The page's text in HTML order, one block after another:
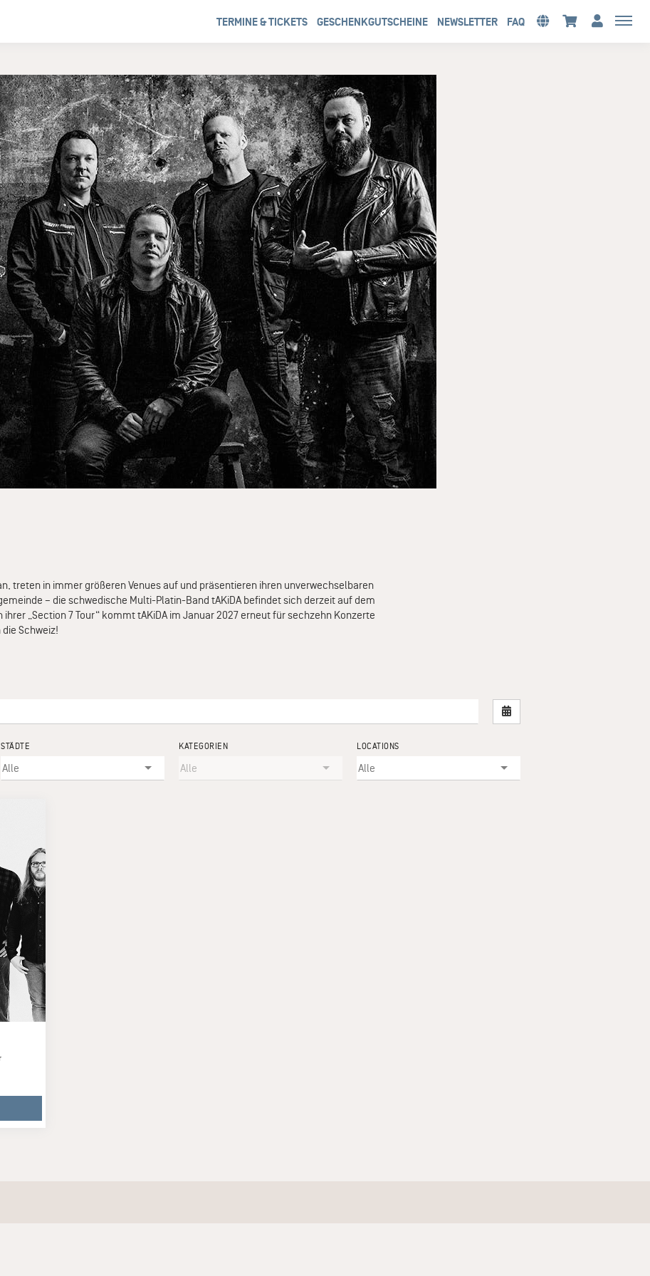
TERMINE & TICKETS GESCHENKGUTSCHEINE NEWSLETTER FAQ
treten in immer größeren Venues auf und präsentieren ihren unverwechselbaren
– die schwedische Multi-Platin-Band tAKiDA befindet sich derzeit auf dem
„Section 7 Tour“ kommt tAKiDA im Januar 2027 erneut für sechzehn Konzerte
Schweiz!
Nach Datum filtern
STÄDTE KATEGORIEN LOCATIONS